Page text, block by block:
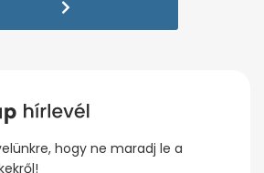
hogy ne maradj le a